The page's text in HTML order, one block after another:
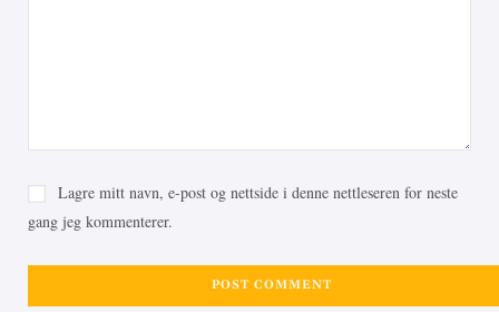
Lagre mitt navn, e-post og nettside i denne nettleseren for neste
gang jeg kommenterer.